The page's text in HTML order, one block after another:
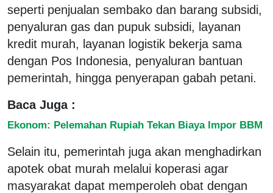
seperti penjualan sembako dan barang subsidi,
penyaluran gas dan pupuk subsidi, layanan
kredit murah, layanan logistik bekerja sama
dengan Pos Indonesia, penyaluran bantuan
pemerintah, hingga penyerapan gabah petani.
Baca Juga :
Ekonom: Pelemahan Rupiah Tekan Biaya Impor BBM
Selain itu, pemerintah juga akan menghadirkan
apotek obat murah melalui koperasi agar
masyarakat dapat memperoleh obat dengan